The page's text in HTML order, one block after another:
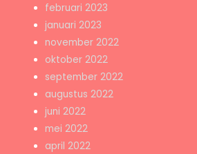
februari 2023
januari 2023
november 2022
oktober 2022
september 2022
augustus 2022
juni 2022
mei 2022
april 2022